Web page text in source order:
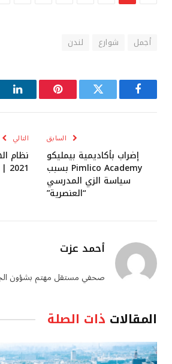
أجمل شوارع لندن
فيسبوك تويتر بينتيريست
السابق
إضراب بأكاديمية بيمليكو
Pimlico Academy بسبب
سياسة الزي المدرسي
“العنصرية”
التالي
نظام
2021 | أسئلة وأجوبة هامة
أحمد عزت
صحفي مستقل مهتم بشؤون
المقالات ذات الصلة